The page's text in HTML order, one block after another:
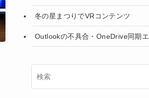
冬の星まつりでVRコンテンツ
Outlookの不具合・OneDrive同期